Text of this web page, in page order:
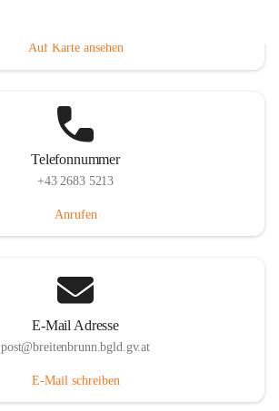
Auf Karte ansehen
Telefonnummer
+43 2683 5213
Anrufen
E-Mail Adresse
post@breitenbrunn.bgld.gv.at
E-Mail schreiben